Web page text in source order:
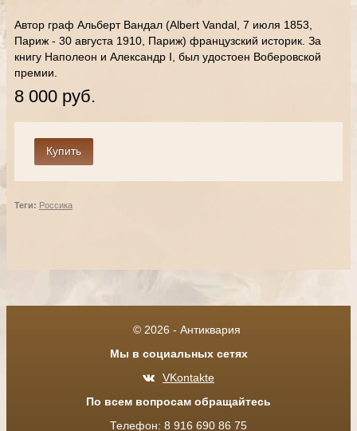
Автор граф Альберт Вандал (Albert Vandal, 7 июля 1853,
Париж - 30 августа 1910, Париж) французский историк. За
книгу Наполеон и Александр I, был удостоен Воберовской
премии.
8 000 руб.
Теги: Россика
© 2026 - Антиквария
Мы в социальных сетях
VKontakte
По всем вопросам обращайтесь
Телефон: 8 916 690 86 75